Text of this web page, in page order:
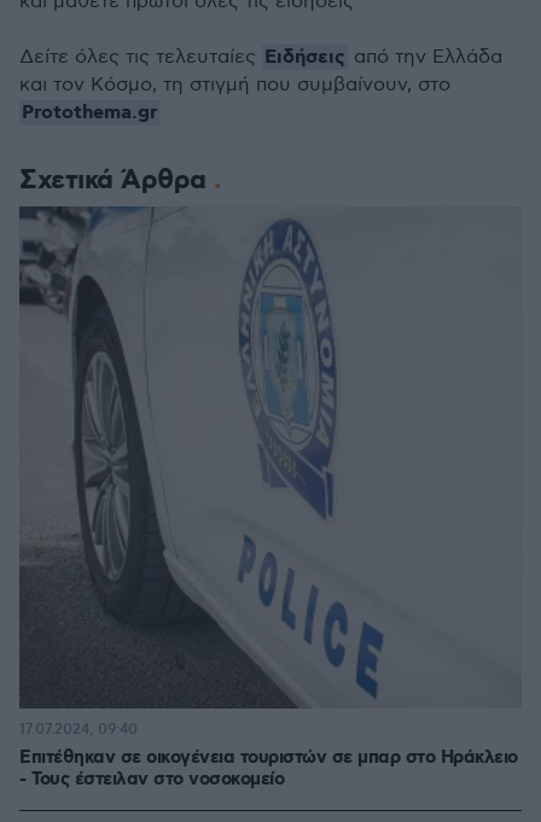
Σχετικά Άρθρα
Επιτέθηκαν σε οικογένεια τουριστών σε μπαρ στο Ηράκλειο
- Τους έστειλαν στο νοσοκομείο
17.07.2024, 09:40
Δείτε όλες τις τελευταίες Ειδήσεις από την Ελλάδα
και τον Κόσμο, τη στιγμή που συμβαίνουν, στο
Protothema.gr